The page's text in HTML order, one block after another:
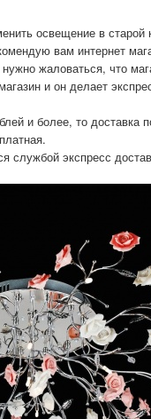
освещение в старой
вам интернет
жаловаться, что
и он делает
и более, то доставка
службой экспресс